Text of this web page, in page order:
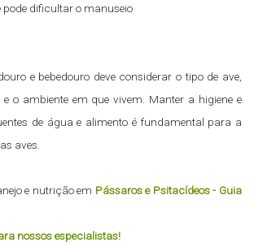
pode dificultar o manuseio
e bebedouro deve considerar o tipo de ave,
o ambiente em que vivem. Manter a higiene e
de água e alimento é fundamental para a
aves.
e nutrição em Pássaros e Psitacídeos - Guia
nossos especialistas!